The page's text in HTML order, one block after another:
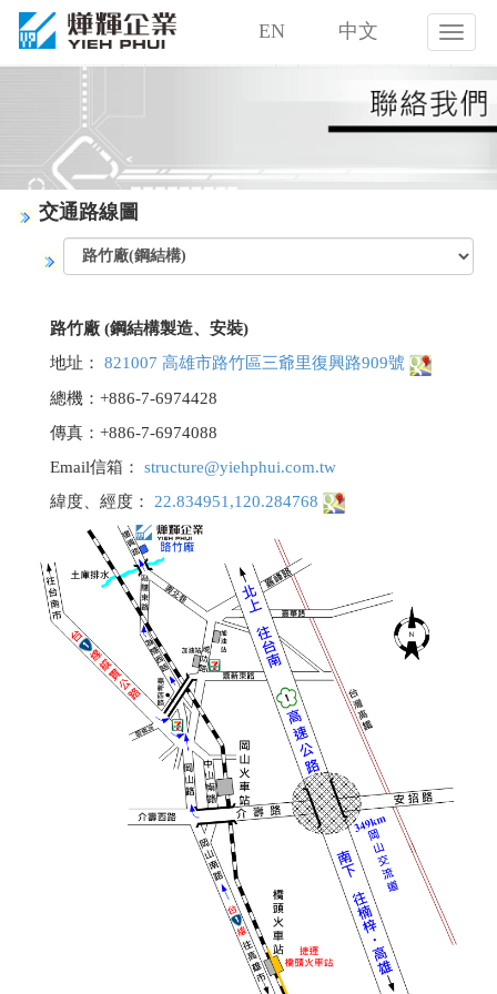
燁
輝
業
股
有
限
司
EN 中文
交通路線圖
路竹廠 (鋼結構製造、安裝)
地址：
821007 高雄市路竹區三爺里復興路909號
總機：+886-7-6974428
傳真：+886-7-6974088
Email信箱：
structure@yiehphui.com.tw
緯度、經度：
22.834951,120.284768